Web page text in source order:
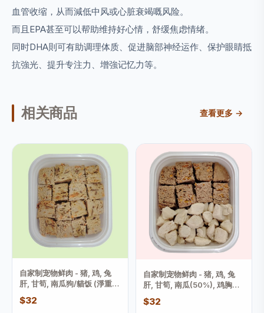
血管收缩，从而減低中风或心脏衰竭嘅风险。
而且EPA甚至可以帮助维持好心情，舒缓焦虑情绪。
同时DHA則可有助调理体质、促进脑部神经运作、保护眼睛抵
抗強光、提升专注力、增強记忆力等。
相关商品 查看更多 →
自家制宠物鲜肉 - 猪, 鸡, 兔
肝, 甘筍, 南瓜狗/貓饭 (淨重
175克, +-2克)
$32
自家制宠物鲜肉 - 猪, 鸡, 兔
肝, 甘筍, 南瓜(50%), 鸡胸
(50%) 狗/貓饭 (淨重175克
+-2克)
$32